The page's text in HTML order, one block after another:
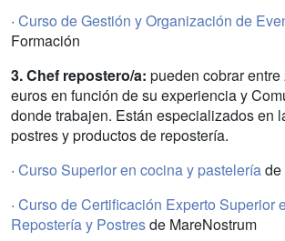
· Curso de Gestión y Organización de
Formación
3. Chef repostero/a: pueden cobrar
euros en función de su experiencia y
donde trabajen. Están especializados en
postres y productos de repostería.
· Curso Superior en cocina y pasteleríade
· Curso de Certificación Experto Superior
Repostería y Postresde MareNostrum